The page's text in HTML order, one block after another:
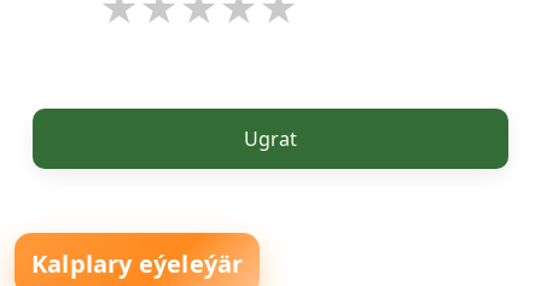
Ugrat
Kalplary eýeleýär